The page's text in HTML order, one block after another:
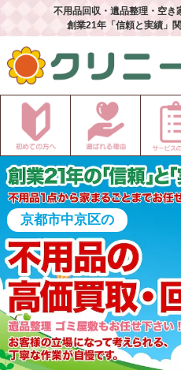
不用品回収・遺品整理・空き
創業21年「信頼と実績」
京都市中京区の